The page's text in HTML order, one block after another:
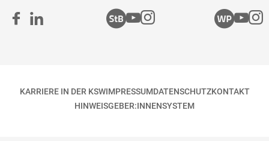
KARRIERE IN DER KSWIMPRESSUMDATENSCHUTZKONTAKT
HINWEISGEBER:INNENSYSTEM